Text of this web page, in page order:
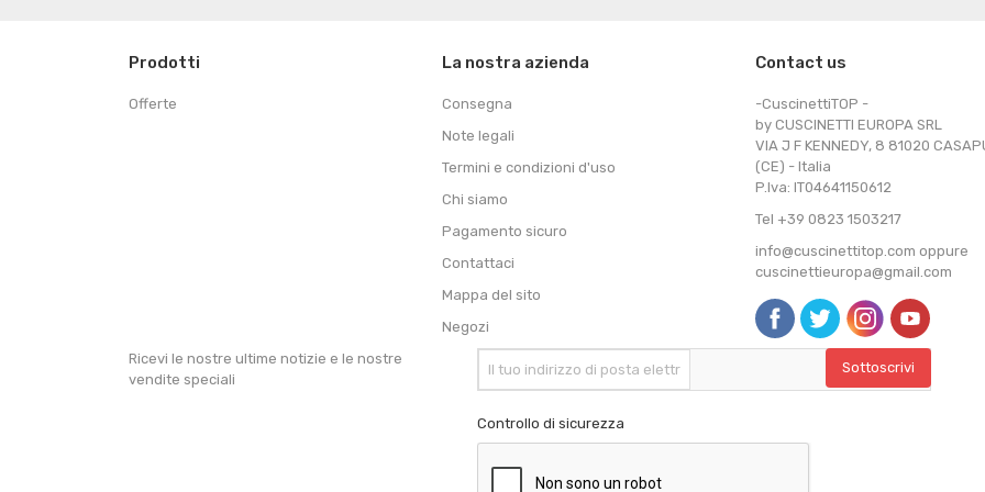
Prodotti
Offerte
La nostra azienda
Consegna
Note legali
Termini e condizioni d'uso
Chi siamo
Pagamento sicuro
Contattaci
Mappa del sito
Negozi
Contact us
-CuscinettiTOP -
by CUSCINETTI EUROPA SRL
VIA J F KENNEDY, 8 81020
(CE) - Italia
P.Iva: IT04641150612
Tel +39 0823 1503217
info@cuscinettitop.com oppure
cuscinettieuropa@gmail.com
Ricevi le nostre ultime notizie e le nostre
vendite speciali
Controllo di sicurezza